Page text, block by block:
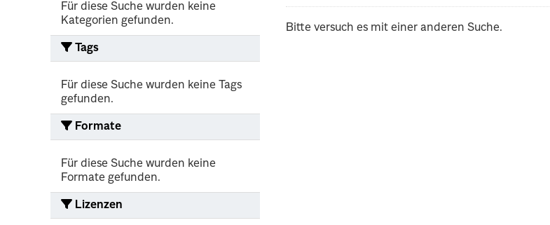
Für diese Suche wurden keine
Kategorien gefunden.
Tags
Für diese Suche wurden keine Tags
gefunden.
Formate
Für diese Suche wurden keine
Formate gefunden.
Lizenzen
Bitte versuch es mit einer anderen Suche.